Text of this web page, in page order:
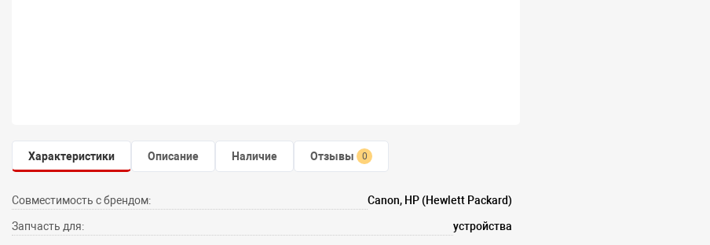
Характеристики Описание Наличие Отзывы 0
Совместимость с брендом: Canon, HP (Hewlett Packard)
Запчасть для: устройства